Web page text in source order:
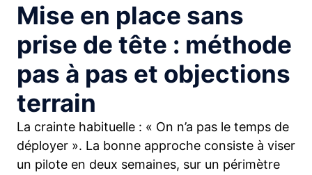
Mise en place sans
prise de tête : méthode
pas à pas et objections
terrain
La crainte habituelle : « On n’a pas le temps de
déployer ». La bonne approche consiste à viser
un pilote en deux semaines, sur un périmètre